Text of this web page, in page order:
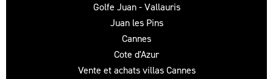
Golfe Juan - Vallauris
Juan les Pins
Cannes
Cote d'Azur
Vente et achats villas Cannes